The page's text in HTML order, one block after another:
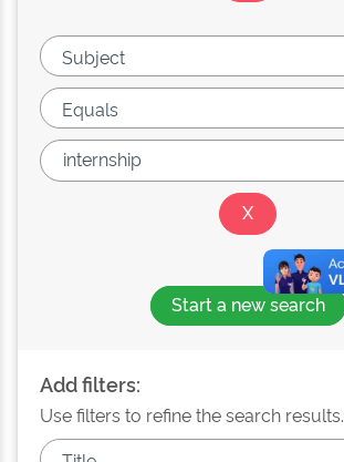
Start a new search
Add filters:
Use filters to refine the search results.